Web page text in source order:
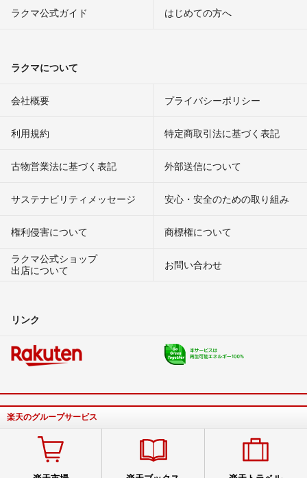
ラクマ公式ガイド はじめての方へ
ラクマについて
会社概要 プライバシーポリシー
利用規約 特定商取引法に基づく表記
古物営業法に基づく表記 外部送信について
サステナビリティメッセージ 安心・安全のための取り組み
権利侵害について
商標権について
ラクマ公式ショップ
出店について
お問い合わせ
リンク
楽天のグループサービス